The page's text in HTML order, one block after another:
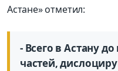
Астане» отметил:
- Всего в Астану
частей,